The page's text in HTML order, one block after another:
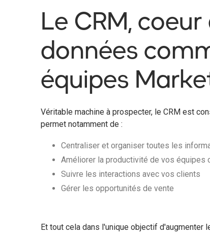
Le CRM,
données
équipes
Véritable machine à prospecter, le CRM est
permet notamment de :
Centraliser et organiser toutes les
Améliorer la productivité de vos équipes
Suivre les interactions avec vos clients
Gérer les opportunités de vente
Et tout cela dans l'unique objectif